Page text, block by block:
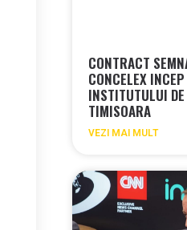
CONTRACT
CONCELEX
INSTITUTULUI
TIMISOARA
VEZI MAI MULT